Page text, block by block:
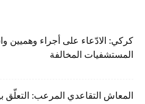
كركي: الادّعاء على أجراء وهميين
المستشفيات المخالفة
المعاش التقاعدي المرعب: التعلّق